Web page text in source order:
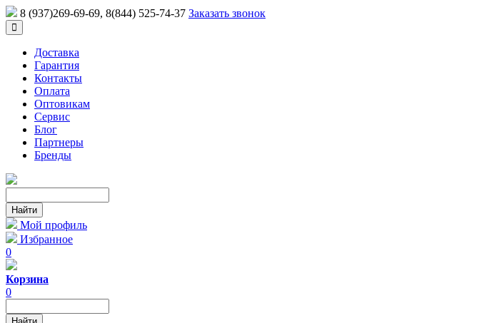
8 (937)269-69-69, 8(844) 525-74-37 Заказать звонок
Доставка
Гарантия
Контакты
Оплата
Оптовикам
Сервис
Блог
Партнеры
Бренды
Мой профиль
Избранное
0
Корзина
0